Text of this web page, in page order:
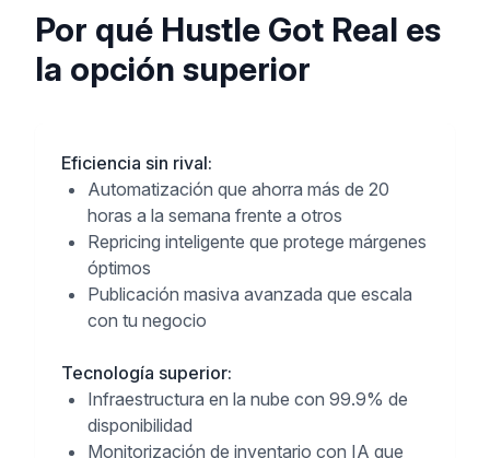
Por qué Hustle Got Real es
la opción superior
Eficiencia sin rival:
Automatización que ahorra más de 20
horas a la semana frente a otros
Repricing inteligente que protege márgenes
óptimos
Publicación masiva avanzada que escala
con tu negocio
Tecnología superior:
Infraestructura en la nube con 99.9% de
disponibilidad
Monitorización de inventario con IA que